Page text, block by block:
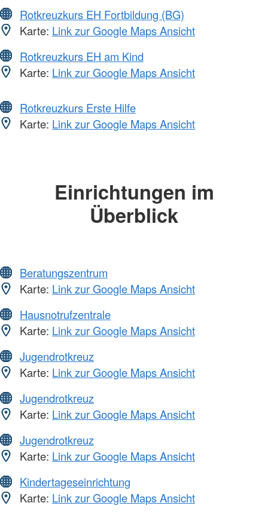
Rotkreuzkurs EH Fortbildung (BG)
Karte: Link zur Google Maps Ansicht
Rotkreuzkurs EH am Kind
Karte: Link zur Google Maps Ansicht
Rotkreuzkurs Erste Hilfe
Karte: Link zur Google Maps Ansicht
Einrichtungen im
Überblick
Beratungszentrum
Karte: Link zur Google Maps Ansicht
Hausnotrufzentrale
Karte: Link zur Google Maps Ansicht
Jugendrotkreuz
Karte: Link zur Google Maps Ansicht
Jugendrotkreuz
Karte: Link zur Google Maps Ansicht
Jugendrotkreuz
Karte: Link zur Google Maps Ansicht
Kindertageseinrichtung
Karte: Link zur Google Maps Ansicht